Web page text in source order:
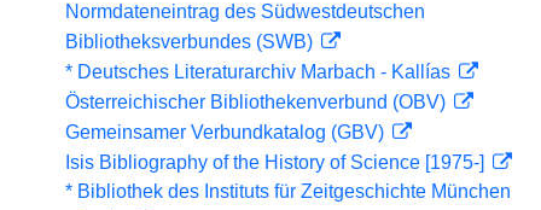
Normdateneintrag des Südwestdeutschen
Bibliotheksverbundes (SWB)
* Deutsches Literaturarchiv Marbach - Kallías
Österreichischer Bibliothekenverbund (OBV)
Gemeinsamer Verbundkatalog (GBV)
Isis Bibliography of the History of Science [1975-]
* Bibliothek des Instituts für Zeitgeschichte München